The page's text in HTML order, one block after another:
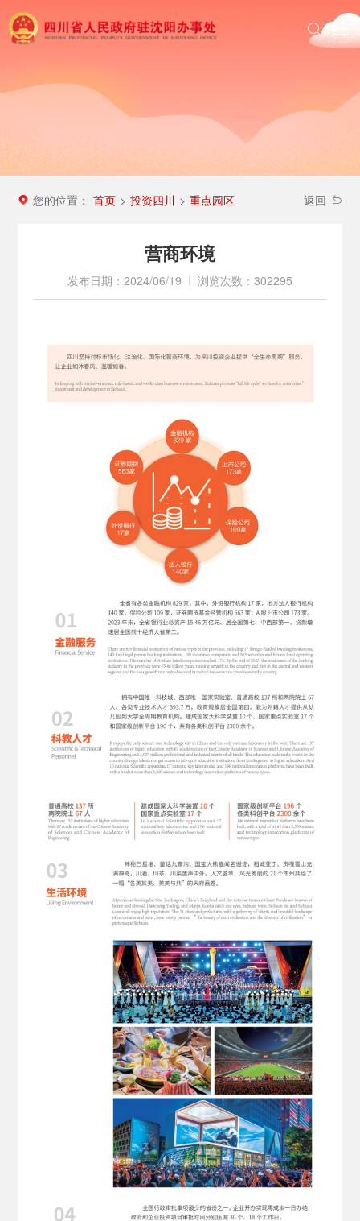
首页
投资四川
您的位置： 首页 > 投资四川 > 重点园区 返回
营商环境
发布日期：2024/06/19 浏览次数：302295